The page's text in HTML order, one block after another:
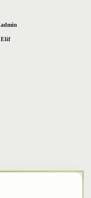
admin
Elif